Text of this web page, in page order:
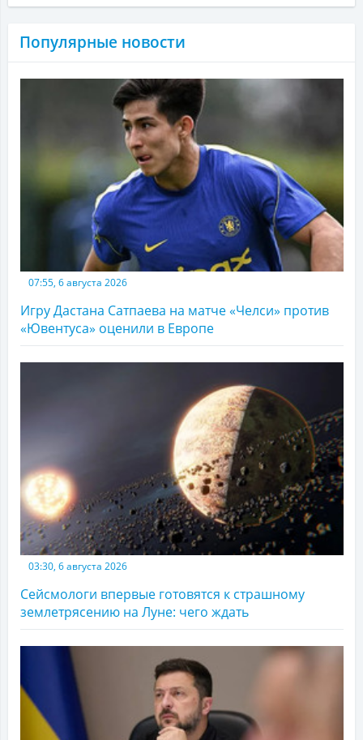
Популярные новости
07:55, 6 августа 2026
Игру Дастана Сатпаева на матче «Челси» против
«Ювентуса» оценили в Европе
03:30, 6 августа 2026
Сейсмологи впервые готовятся к страшному
землетрясению на Луне: чего ждать